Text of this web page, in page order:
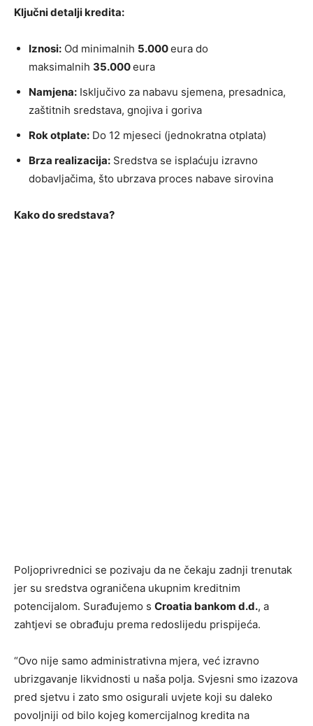
Ključni detalji kredita:
Iznosi: Od minimalnih 5.000eura do
maksimalnih 35.000eura
Namjena: Isključivo za nabavu sjemena, presadnica,
zaštitnih sredstava, gnojiva i goriva
Rok otplate: Do 12 mjeseci (jednokratna otplata)
Brza realizacija: Sredstva se isplaćuju izravno
dobavljačima, što ubrzava proces nabave sirovina
Kako do sredstava?
Poljoprivrednici se pozivaju da ne čekaju zadnji trenutak
jer su sredstva ograničena ukupnim kreditnim
potencijalom. Surađujemo s Croatia bankom d.d., a
zahtjevi se obrađuju prema redoslijedu prispijeća.
“Ovo nije samo administrativna mjera, već izravno
ubrizgavanje likvidnosti u naša polja. Svjesni smo izazova
pred sjetvu i zato smo osigurali uvjete koji su daleko
povoljniji od bilo kojeg komercijalnog kredita na